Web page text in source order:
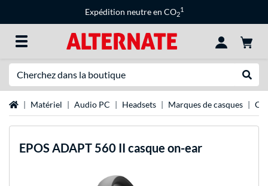
Expédition neutre en CO2
1
Page d'accueil
Matériel Audio PC Headsets Marques de casques
EPOS ADAPT 560 II casque on-ear